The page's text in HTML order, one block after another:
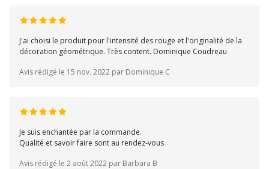
J'ai choisi le produit pour l'intensité des rouge et l'originalité de la
décoration géométrique. Très content. Dominique Coudreau
Avis rédigé le 15 nov. 2022 par Dominique C
Je suis enchantée par la commande.
Qualité et savoir faire sont au rendez-vous
Avis rédigé le 2 août 2022 par Barbara B